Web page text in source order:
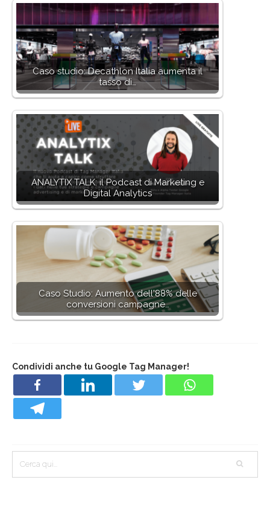
Caso studio: Decathlon Italia aumenta il
tasso di…
ANALYTIX TALK: il Podcast di Marketing e
Digital Analytics
Caso Studio: Aumento dell'88% delle
conversioni campagne…
Condividi anche tu Google Tag Manager!